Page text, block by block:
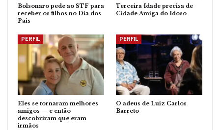
Bolsonaro pede ao STF para
receber os filhos no Dia dos
Pais
Terceira Idade precisa de
Cidade Amiga do Idoso
PERFIL
Eles se tornaram melhores
amigos — e então
descobriram que eram
irmãos
PERFIL
O adeus de Luiz Carlos
Barreto